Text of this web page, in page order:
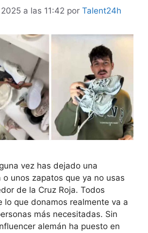
a las 11:42 por Talent24h
vez has dejado una
o unos zapatos que ya no usas
de la Cruz Roja. Todos
lo que donamos realmente va a
más necesitadas. Sin
alemán ha puesto en